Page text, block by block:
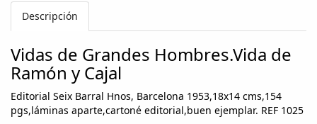
Descripción
Vidas de Grandes Hombres.Vida de
Ramón y Cajal
Editorial Seix Barral Hnos, Barcelona 1953,18x14 cms,154
pgs,láminas aparte,cartoné editorial,buen ejemplar. REF 1025